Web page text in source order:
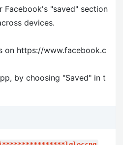
Facebook's "saved" section
devices.
on https://www.facebook.c
by choosing "Saved" in t